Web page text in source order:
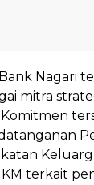
Nagari
mitra
terkait